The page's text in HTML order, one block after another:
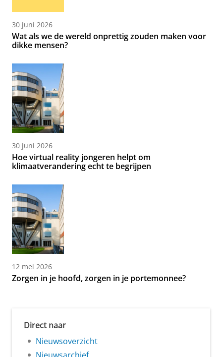
30 juni 2026
Wat als we de wereld onprettig zouden maken voor
dikke mensen?
30 juni 2026
Hoe virtual reality jongeren helpt om
klimaatverandering echt te begrijpen
12 mei 2026
Zorgen in je hoofd, zorgen in je portemonnee?
Direct naar
Nieuwsoverzicht